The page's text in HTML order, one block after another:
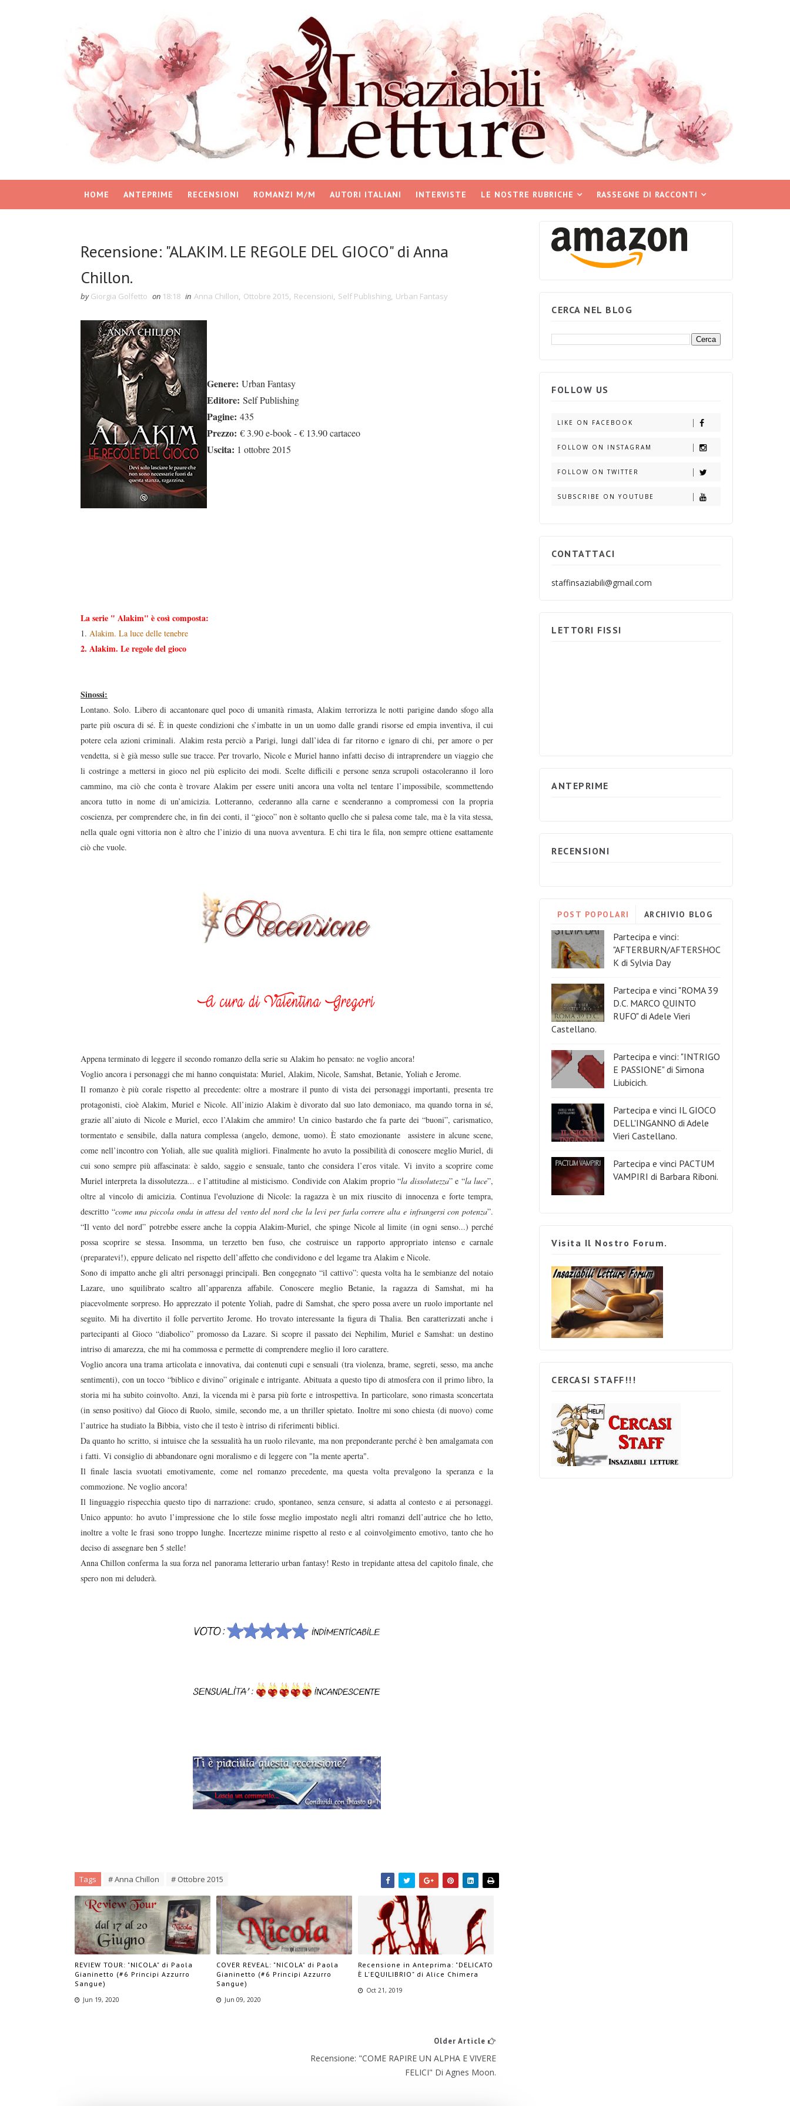
HOME ANTEPRIME RECENSIONI ROMANZI M/M AUTORI ITALIANI INTERVISTE LE NOSTRE RUBRICHE RASSEGNE DI RACCONTI
Recensione: "ALAKIM. LE REGOLE DEL GIOCO" di Anna
Chillon.
by Giorgia Golfetto on 18:18 in Anna Chillon, Ottobre 2015, Recensioni, Self Publishing, Urban Fantasy
Genere: Urban Fantasy
Editore: Self Publishing
Pagine: 435
Prezzo: € 3.90 e-book - € 13.90 cartaceo
Uscita: 1 ottobre 2015
La serie " Alakim" è così composta:
1. Alakim. La luce delle tenebre
2. Alakim. Le regole del gioco
Sinossi:
Lontano. Solo. Libero di accantonare quel poco di umanità rimasta, Alakim terrorizza le notti parigine dando sfogo alla
parte più oscura di sé. È in queste condizioni che s’imbatte in un un uomo dalle grandi risorse ed empia inventiva, il cui
potere cela azioni criminali. Alakim resta perciò a Parigi, lungi dall’idea di far ritorno e ignaro di chi, per amore o per
vendetta, si è già messo sulle sue tracce. Per trovarlo, Nicole e Muriel hanno infatti deciso di intraprendere un viaggio che
li costringe a mettersi in gioco nel più esplicito dei modi. Scelte difficili e persone senza scrupoli ostacoleranno il loro
cammino, ma ciò che conta è trovare Alakim per essere uniti ancora una volta nel tentare l’impossibile, scommettendo
ancora tutto in nome di un’amicizia. Lotteranno, cederanno alla carne e scenderanno a compromessi con la propria
coscienza, per comprendere che, in fin dei conti, il “gioco” non è soltanto quello che si palesa come tale, ma è la vita stessa,
nella quale ogni vittoria non è altro che l’inizio di una nuova avventura. E chi tira le fila, non sempre ottiene esattamente
ciò che vuole.
Appena terminato di leggere il secondo romanzo della serie su Alakim ho pensato: ne voglio ancora!
Voglio ancora i personaggi che mi hanno conquistata: Muriel, Alakim, Nicole, Samshat, Betanie, Yoliah e Jerome.
Il romanzo è più corale rispetto al precedente: oltre a mostrare il punto di vista dei personaggi importanti, presenta tre
protagonisti, cioè Alakim, Muriel e Nicole. All’inizio Alakim è divorato dal suo lato demoniaco, ma quando torna in sé,
grazie all’aiuto di Nicole e Muriel, ecco l’Alakim che ammiro! Un cinico bastardo che fa parte dei “buoni”, carismatico,
tormentato e sensibile, dalla natura complessa (angelo, demone, uomo). È stato emozionante assistere in alcune scene,
come nell’incontro con Yoliah, alle sue qualità migliori. Finalmente ho avuto la possibilità di conoscere meglio Muriel, di
cui sono sempre più affascinata: è saldo, saggio e sensuale, tanto che considera l’eros vitale. Vi invito a scoprire come
Muriel interpreta la dissolutezza... e l’attitudine al misticismo. Condivide con Alakim proprio “la dissolutezza” e “la luce”,
oltre al vincolo di amicizia. Continua l'evoluzione di Nicole: la ragazza è un mix riuscito di innocenza e forte tempra,
descritto “come una piccola onda in attesa del vento del nord che la levi per farla correre alta e infrangersi con potenza”.
“Il vento del nord” potrebbe essere anche la coppia Alakim-Muriel, che spinge Nicole al limite (in ogni senso...) perché
possa scoprire se stessa. Insomma, un terzetto ben fuso, che costruisce un rapporto appropriato intenso e carnale
(preparatevi!), eppure delicato nel rispetto dell’affetto che condividono e del legame tra Alakim e Nicole.
Sono di impatto anche gli altri personaggi principali. Ben congegnato “il cattivo”: questa volta ha le sembianze del notaio
Lazare, uno squilibrato scaltro all’apparenza affabile. Conoscere meglio Betanie, la ragazza di Samshat, mi ha
piacevolmente sorpreso. Ho apprezzato il potente Yoliah, padre di Samshat, che spero possa avere un ruolo importante nel
seguito. Mi ha divertito il folle pervertito Jerome. Ho trovato interessante la figura di Thalia. Ben caratterizzati anche i
partecipanti al Gioco “diabolico” promosso da Lazare. Si scopre il passato dei Nephilim, Muriel e Samshat: un destino
intriso di amarezza, che mi ha commossa e permette di comprendere meglio il loro carattere.
Voglio ancora una trama articolata e innovativa, dai contenuti cupi e sensuali (tra violenza, brame, segreti, sesso, ma anche
sentimenti), con un tocco “biblico e divino” originale e intrigante. Abituata a questo tipo di atmosfera con il primo libro, la
storia mi ha subito coinvolto. Anzi, la vicenda mi è parsa più forte e introspettiva. In particolare, sono rimasta sconcertata
(in senso positivo) dal Gioco di Ruolo, simile, secondo me, a un thriller spietato. Inoltre mi sono chiesta (di nuovo) come
l’autrice ha studiato la Bibbia, visto che il testo è intriso di riferimenti biblici.
Da quanto ho scritto, si intuisce che la sessualità ha un ruolo rilevante, ma non preponderante perché è ben amalgamata con
i fatti. Vi consiglio di abbandonare ogni moralismo e di leggere con "la mente aperta".
Il finale lascia svuotati emotivamente, come nel romanzo precedente, ma questa volta prevalgono la speranza e la
commozione. Ne voglio ancora!
Il linguaggio rispecchia questo tipo di narrazione: crudo, spontaneo, senza censure, si adatta al contesto e ai personaggi.
Unico appunto: ho avuto l’impressione che lo stile fosse meglio impostato negli altri romanzi dell’autrice che ho letto,
inoltre a volte le frasi sono troppo lunghe. Incertezze minime rispetto al resto e al coinvolgimento emotivo, tanto che ho
deciso di assegnare ben 5 stelle!
Anna Chillon conferma la sua forza nel panorama letterario urban fantasy! Resto in trepidante attesa del capitolo finale, che
spero non mi deluderà.
Tags # Anna Chillon # Ottobre 2015
REVIEW TOUR: "NICOLA" di Paola
Gianinetto (#6 Principi Azzurro
Sangue)
Jun 19, 2020
COVER REVEAL: "NICOLA" di Paola
Gianinetto (#6 Principi Azzurro
Sangue)
Jun 09, 2020
Recensione in Anteprima: "DELICATO
È L'EQUILIBRIO" di Alice Chimera
Oct 21, 2019
Older Article
Recensione: "COME RAPIRE UN ALPHA E VIVERE
FELICI" Di Agnes Moon.
CERCA NEL BLOG
FOLLOW US
LIKE ON FACEBOOK
FOLLOW ON INSTAGRAM
FOLLOW ON TWITTER
SUBSCRIBE ON YOUTUBE
CONTATTACI
staffinsaziabili@gmail.com
LETTORI FISSI
ANTEPRIME
RECENSIONI
POST POPOLARI ARCHIVIO BLOG
Partecipa e vinci:
"AFTERBURN/AFTERSHOC
K di Sylvia Day
Partecipa e vinci "ROMA 39
D.C. MARCO QUINTO
RUFO" di Adele Vieri
Castellano.
Partecipa e vinci: "INTRIGO
E PASSIONE" di Simona
Liubicich.
Partecipa e vinci IL GIOCO
DELL'INGANNO di Adele
Vieri Castellano.
Partecipa e vinci PACTUM
VAMPIRI di Barbara Riboni.
Visita Il Nostro Forum.
CERCASI STAFF!!!